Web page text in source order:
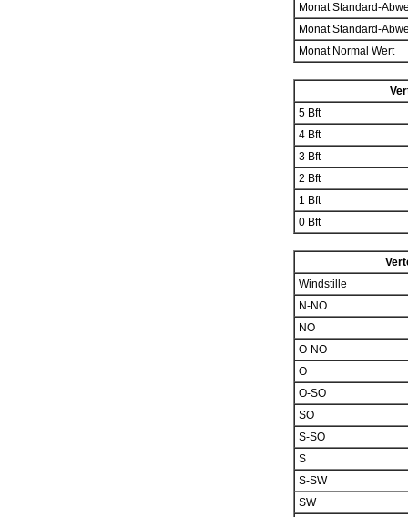
Monat Standard-
Monat Standard-
Monat Normal Wert
5 Bft
4 Bft
3 Bft
2 Bft
1 Bft
0 Bft
Windstille
N-NO
NO
O-NO
O
O-SO
SO
S-SO
S
S-SW
SW